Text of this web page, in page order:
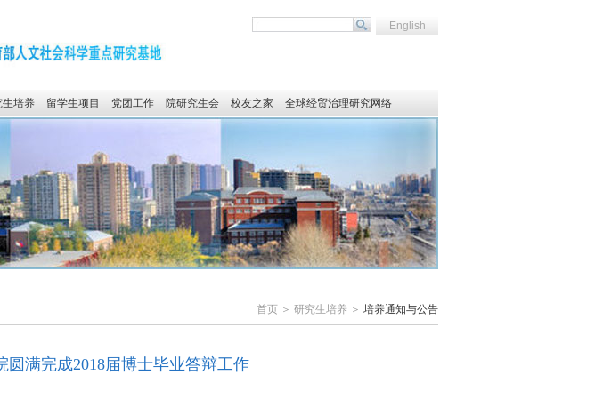
English
生培养 留学生项目 党团工作 院研究生会 校友之家 全球经贸治理研究网络
首页 ＞ 研究生培养 ＞ 培养通知与公告
圆满完成2018届博士毕业答辩工作